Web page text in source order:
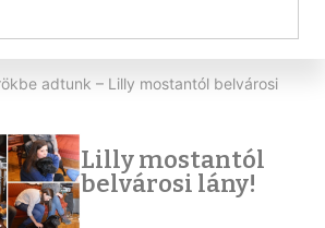
adtunk – Lilly mostantól belvárosi
Lilly mostantól
belvárosi lány!